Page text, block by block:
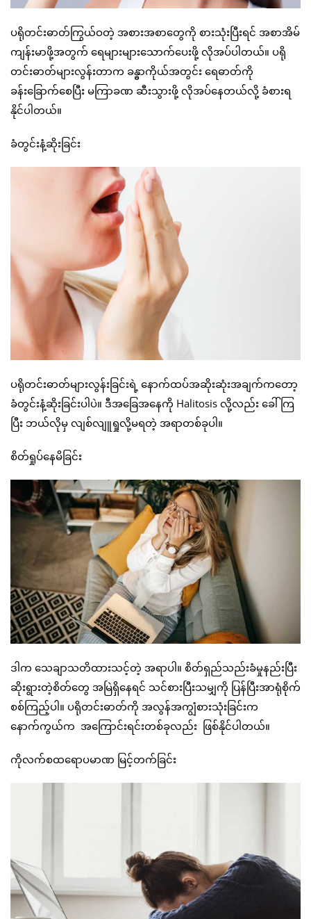
ပရိုတင်းဓာတ်ကြွယ်ဝတဲ့ အစားအစာတွေကို စားသုံးပြီးရင် အစာအိမ်
ကျန်းမာဖို့အတွက် ရေများများသောက်ပေးဖို့ လိုအပ်ပါတယ်။ ပရို
တင်းဓာတ်များလွန်းတာက ခန္ဓာကိုယ်အတွင်း ရေဓာတ်ကို
ခန်းခြောက်စေပြီး မကြာခဏ ဆီးသွားဖို့ လိုအပ်နေတယ်လို့ ခံစားရ
နိုင်ပါတယ်။
ခံတွင်းနံ့ဆိုးခြင်း
ပရိုတင်းဓာတ်များလွန်းခြင်းရဲ့ နောက်ထပ်အဆိုးဆုံးအချက်ကတော့
ခံတွင်းနံ့ဆိုးခြင်းပါပဲ။ ဒီအခြေအနေကို Halitosis လို့လည်း ခေါ်ကြ
ပြီး ဘယ်လိုမှ လျစ်လျူရှုလို့မရတဲ့ အရာတစ်ခုပါ။
စိတ်ရှုပ်နေမိခြင်း
ဒါက သေချာသတိထားသင့်တဲ့ အရာပါ။ စိတ်ရှည်သည်းခံမှုနည်းပြီး
ဆိုးရွားတဲ့စိတ်တွေ အမြဲရှိနေရင် သင်စားပြီးသမျှကို ပြန်ပြီးအာရုံစိုက်
စစ်ကြည့်ပါ။ ပရိုတင်းဓာတ်ကို အလွန်အကျွံစားသုံးခြင်းက
နောက်ကွယ်က အကြောင်းရင်းတစ်ခုလည်း ဖြစ်နိုင်ပါတယ်။
ကိုလက်စထရောပမာဏ မြင့်တက်ခြင်း